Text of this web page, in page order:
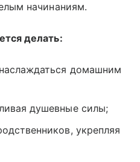
начинаниям.
делать:
домашним
душевные силы;
укрепляя